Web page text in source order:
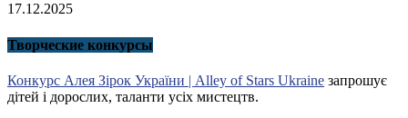
17.12.2025
Творческие конкурсы
Конкурс Алея Зірок України | Alley of Stars Ukraine запрошує
дітей і дорослих, таланти усіх мистецтв.